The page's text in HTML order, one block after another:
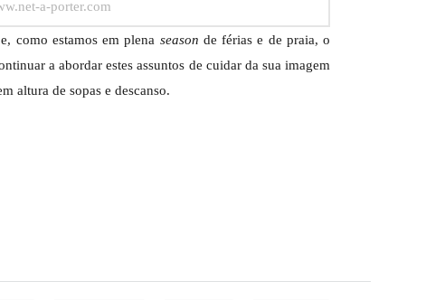
a-porter.com
como estamos em plena season de férias e de praia, o
a abordar estes assuntos de cuidar da sua imagem
altura de sopas e descanso.